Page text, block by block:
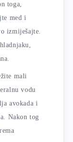
toga,
med i
izmiješajte.
mali
vodu
avokada i
Nakon tog